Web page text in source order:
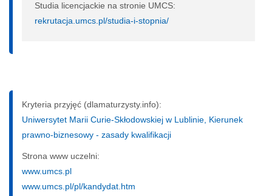
Studia licencjackie na stronie UMCS:
rekrutacja.umcs.pl/studia-i-stopnia/
Kryteria przyjęć (dlamaturzysty.info):
Uniwersytet Marii Curie-Skłodowskiej w Lublinie, Kierunek
prawno-biznesowy - zasady kwalifikacji
Strona www uczelni:
www.umcs.pl
www.umcs.pl/pl/kandydat.htm